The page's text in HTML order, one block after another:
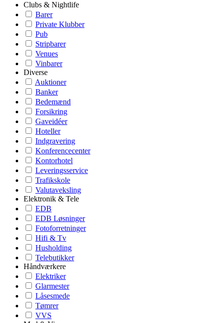
Clubs & Nightlife
Barer
Private Klubber
Pub
Stripbarer
Venues
Vinbarer
Diverse
Auktioner
Banker
Bedemænd
Forsikring
Gaveidéer
Hoteller
Indgravering
Konferencecenter
Kontorhotel
Leveringsservice
Trafikskole
Valutaveksling
Elektronik & Tele
EDB
EDB Løsninger
Fotoforretninger
Hifi & Tv
Husholding
Telebutikker
Håndværkere
Elektriker
Glarmester
Låsesmede
Tømrer
VVS